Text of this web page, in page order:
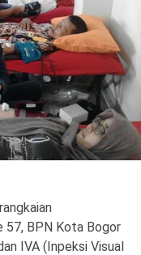
57, BPN Kota Bogor
IVA (Inpeksi Visual